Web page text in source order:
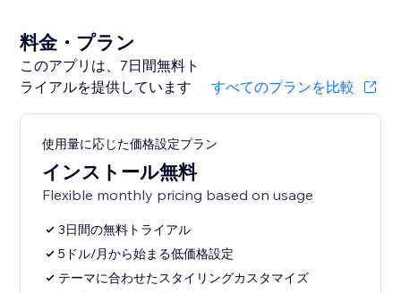
料金・プラン
このアプリは、7日間無料ト
ライアルを提供しています
すべてのプランを比較
使用量に応じた価格設定プラン
インストール無料
Flexible monthly pricing based on usage
3日間の無料トライアル
5ドル/月から始まる低価格設定
テーマに合わせたスタイリングカスタマイズ